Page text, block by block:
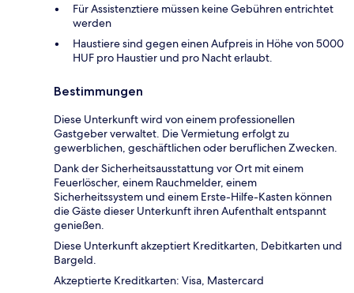
Für Assistenztiere müssen keine Gebühren entrichtet
werden
Haustiere sind gegen einen Aufpreis in Höhe von 5000
HUF pro Haustier und pro Nacht erlaubt.
Bestimmungen
Diese Unterkunft wird von einem professionellen
Gastgeber verwaltet. Die Vermietung erfolgt zu
gewerblichen, geschäftlichen oder beruflichen Zwecken.
Dank der Sicherheitsausstattung vor Ort mit einem
Feuerlöscher, einem Rauchmelder, einem
Sicherheitssystem und einem Erste-Hilfe-Kasten können
die Gäste dieser Unterkunft ihren Aufenthalt entspannt
genießen.
Diese Unterkunft akzeptiert Kreditkarten, Debitkarten und
Bargeld.
Akzeptierte Kreditkarten: Visa, Mastercard